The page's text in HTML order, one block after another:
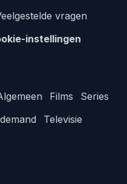
vragen
instellingen
Films
Series
Televisie